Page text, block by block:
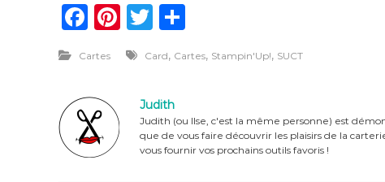
F
c
e
b
o
Pi
n
te
re
st
T
it
te
r
ta
er
Cartes Card, Cartes, Stampin'Up!, SUCT
Judith
Judith (ou Ilse, c'est la même personne) est
que de vous faire découvrir les plaisirs de la
vous fournir vos prochains outils favoris !